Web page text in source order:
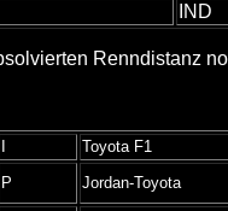
IND
Renndistanz
Toyota F1
P Jordan-Toyota